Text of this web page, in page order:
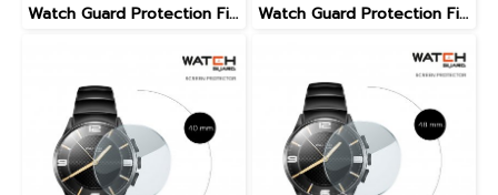
Watch Guard Protection Film 38 MM Watch Guard Protection Film 42 MM